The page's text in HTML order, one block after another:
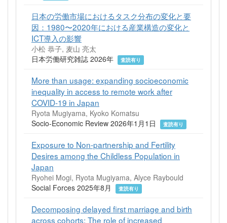
日本の労働市場におけるタスク分布の変化と要
因：1980〜2020年における産業構造の変化と
ICT導入の影響
小松 恭子, 麦山 亮太
日本労働研究雑誌 2026年
査読有り
More than usage: expanding socioeconomic
inequality in access to remote work after
COVID-19 in Japan
Ryota Mugiyama, Kyoko Komatsu
Socio-Economic Review 2026年1月1日
査読有り
Exposure to Non-partnership and Fertility
Desires among the Childless Population in
Japan
Ryohei Mogi, Ryota Mugiyama, Alyce Raybould
Social Forces 2025年8月
査読有り
Decomposing delayed first marriage and birth
across cohorts: The role of increased